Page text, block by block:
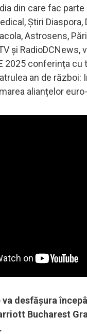
din care fac parte
Știri Diaspora,
Astrosens,
și RadioDCNews,
2025 conferința cu
an de război:
alianțelor
va desfășura
Bucharest